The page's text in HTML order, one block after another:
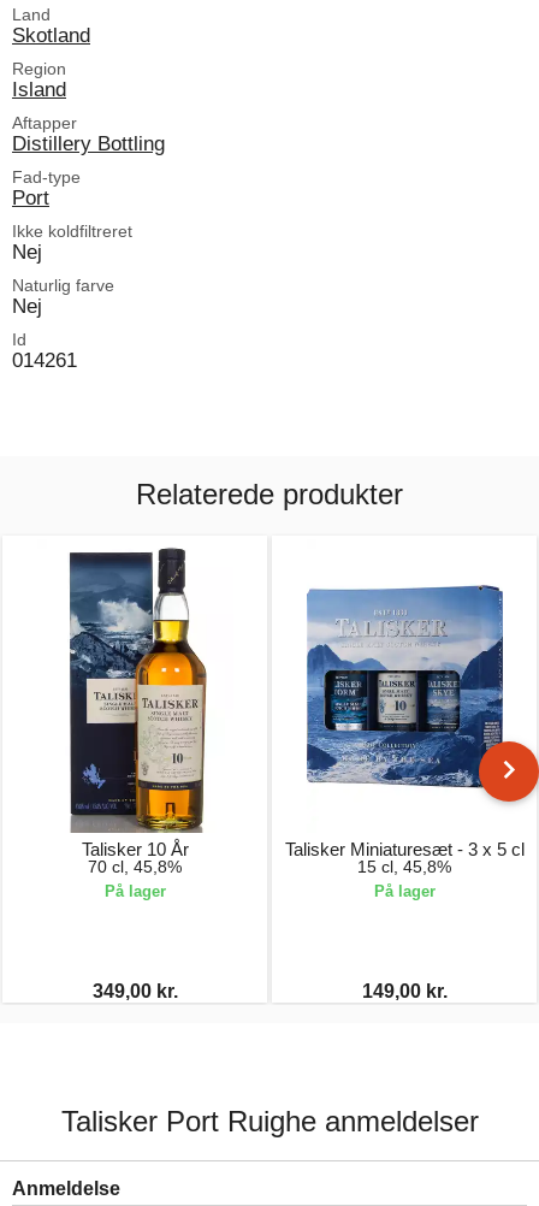
Land
Skotland
Region
Island
Aftapper
Distillery Bottling
Fad-type
Port
Ikke koldfiltreret
Nej
Naturlig farve
Nej
Id
014261
Relaterede produkter
Talisker 10 År
70 cl, 45,8%
På lager
349,00 kr.
Talisker Miniaturesæt - 3 x 5 cl
15 cl, 45,8%
På lager
149,00 kr.
Talisker Port Ruighe anmeldelser
Anmeldelse